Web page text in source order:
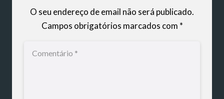
O seu endereço de email não será publicado.
Campos obrigatórios marcados com *